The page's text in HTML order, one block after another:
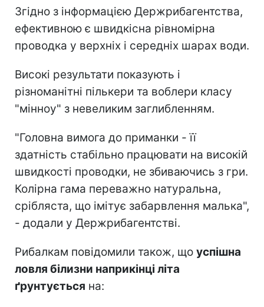
Згідно з інформацією Держрибагентства,
ефективною є швидкісна рівномірна
проводка у верхніх і середніх шарах води.
Високі результати показують і
різноманітні пількери та воблери класу
"мінноу" з невеликим заглибленням.
"Головна вимога до приманки - її
здатність стабільно працювати на високій
швидкості проводки, не збиваючись з гри.
Колірна гама переважно натуральна,
срібляста, що імітує забарвлення малька",
- додали у Держрибагентстві.
Рибалкам повідомили також, що успішна
ловля білизни наприкінці літа
ґрунтується на: